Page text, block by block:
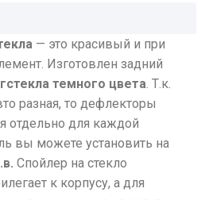
— это красивый и при
Изготовлен задний
темного цвета. Т.к.
разная, то дефлекторы
отдельно для каждой
вы можете установить на
Спойлер на стекло
к корпусу, а для